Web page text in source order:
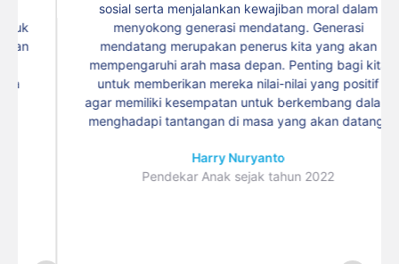
sosial serta menjalankan kewajiban moral dalam
menyokong generasi mendatang. Generasi
mendatang merupakan penerus kita yang akan
mempengaruhi arah masa depan. Penting bagi kita
untuk memberikan mereka nilai-nilai yang positif
agar memiliki kesempatan untuk berkembang dalam
menghadapi tantangan di masa yang akan datang.
Harry Nuryanto
Pendekar Anak sejak tahun 2022